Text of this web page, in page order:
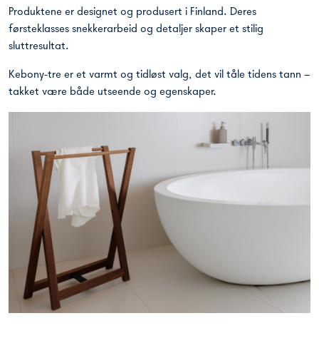
Produktene er designet og produsert i Finland. Deres
førsteklasses snekkerarbeid og detaljer skaper et stilig
sluttresultat.
Kebony-tre er et varmt og tidløst valg, det vil tåle tidens tann –
takket være både utseende og egenskaper.